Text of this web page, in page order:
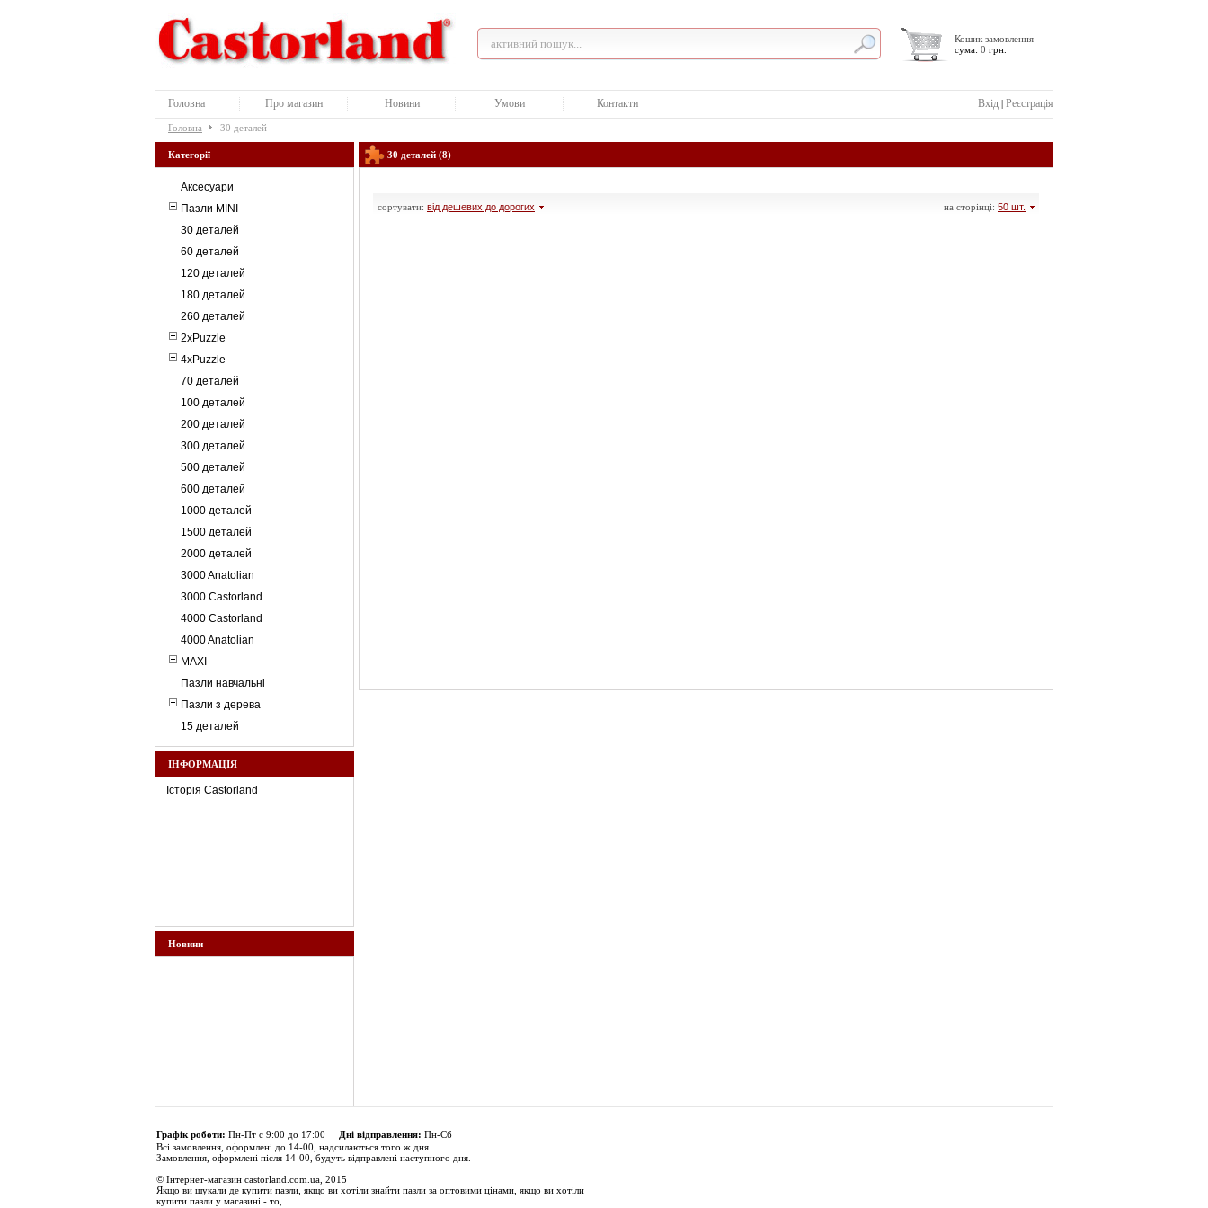
Кошик замовлення
сума: 0 грн.
Головна Про магазин Новини Умови Контакти Вхід | Реєстрація
Головна 30 деталей
Категорії
Аксесуари
Пазли MINI
30 деталей
60 деталей
120 деталей
180 деталей
260 деталей
2xPuzzle
4xPuzzle
70 деталей
100 деталей
200 деталей
300 деталей
500 деталей
600 деталей
1000 деталей
1500 деталей
2000 деталей
3000 Anatolian
3000 Castorland
4000 Castorland
4000 Anatolian
MAXI
Пазли навчальні
Пазли з дерева
15 деталей
ІНФОРМАЦІЯ
Історія Castorland
Новини
30 деталей (8)
сортувати: від дешевих до дорогих на сторінці: 50 шт.
Графік роботи: Пн-Пт с 9:00 до 17:00 Дні відправлення: Пн-Сб
Всі замовлення, оформлені до 14-00, надсилаються того ж дня.
Замовлення, оформлені після 14-00, будуть відправлені наступного дня.
© Інтернет-магазин castorland.com.ua, 2015
Якщо ви шукали де купити пазли, якщо ви хотіли знайти пазли за оптовими цінами, якщо ви хотіли
купити пазли у магазині - то,